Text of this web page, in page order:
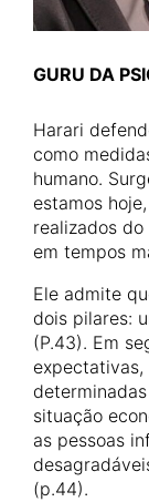
GURU DA
Harari
como
humano.
estamos
realizados
em tempos
Ele admite
dois pilares:
(P.43). Em
situação
as pessoas
(p.44).